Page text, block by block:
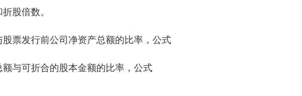
股倍数。
发行前公司净资产总额的比率，公式
与可折合的股本金额的比率，公式